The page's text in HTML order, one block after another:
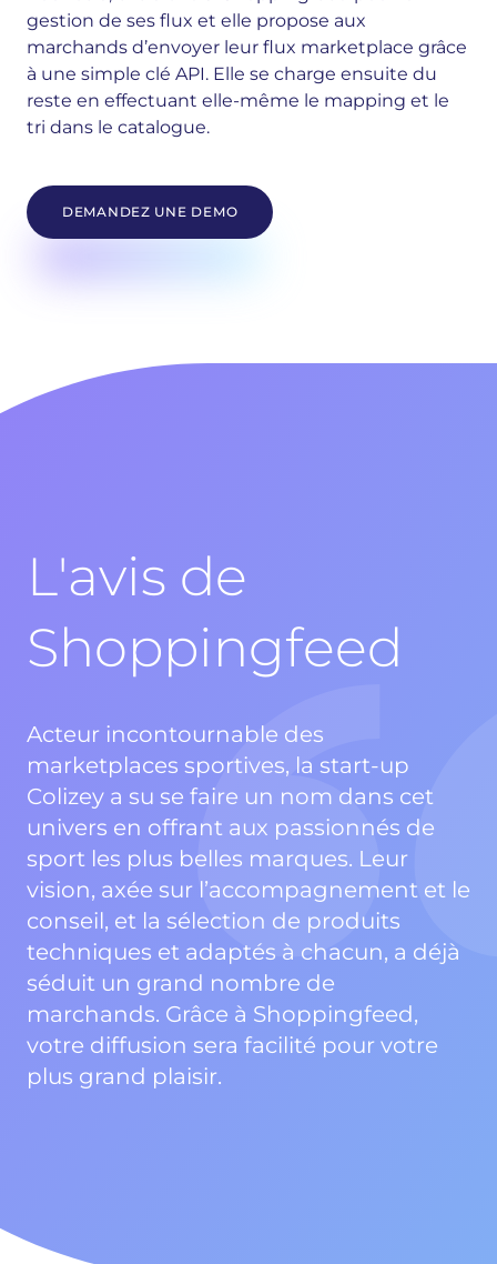
gestion de ses flux et elle propose aux
marchands d’envoyer leur flux marketplace grâce
à une simple clé API. Elle se charge ensuite du
reste en effectuant elle-même le mapping et le
tri dans le catalogue.
DEMANDEZ UNE DEMO
L'avis de
Shoppingfeed
Acteur incontournable des
marketplaces sportives, la start-up
Colizey a su se faire un nom dans cet
univers en offrant aux passionnés de
sport les plus belles marques. Leur
vision, axée sur l’accompagnement et le
conseil, et la sélection de produits
techniques et adaptés à chacun, a déjà
séduit un grand nombre de
marchands. Grâce à Shoppingfeed,
votre diffusion sera facilité pour votre
plus grand plaisir.